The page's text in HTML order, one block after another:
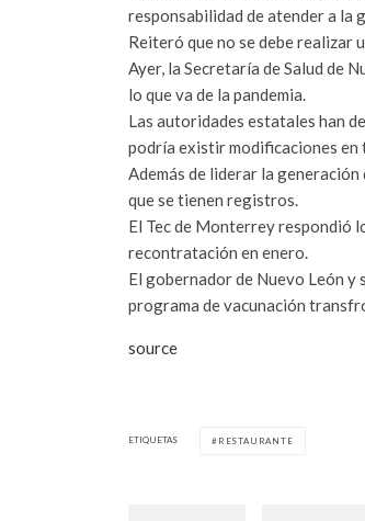
responsabilidad de atender a la
Reiteró que no se debe realizar
Ayer, la Secretaría de Salud de
lo que va de la pandemia.
Las autoridades estatales han
podría existir modificaciones en
Además de liderar la
que se tienen registros.
El Tec de Monterrey respondió
recontratación en enero.
El gobernador de Nuevo León y
programa de vacunación
source
ETIQUETAS RESTAURANTE